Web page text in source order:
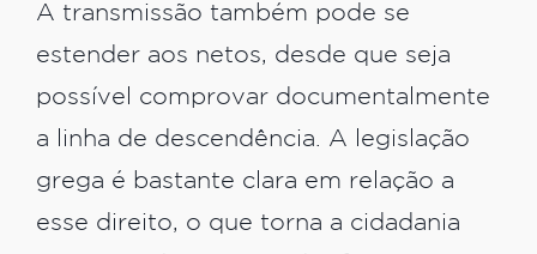
A transmissão também pode se
estender aos netos, desde que seja
possível comprovar documentalmente
a linha de descendência. A legislação
grega é bastante clara em relação a
esse direito, o que torna a cidadania